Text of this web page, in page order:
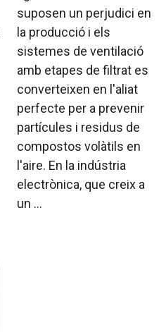
suposen un perjudici en
la producció i els
sistemes de ventilació
amb etapes de filtrat es
converteixen en l'aliat
perfecte per a prevenir
partícules i residus de
compostos volàtils en
l'aire. En la indústria
electrònica, que creix a
un ...